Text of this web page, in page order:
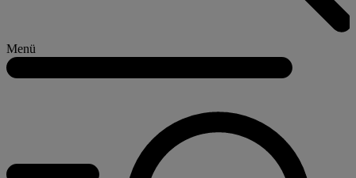
Menü